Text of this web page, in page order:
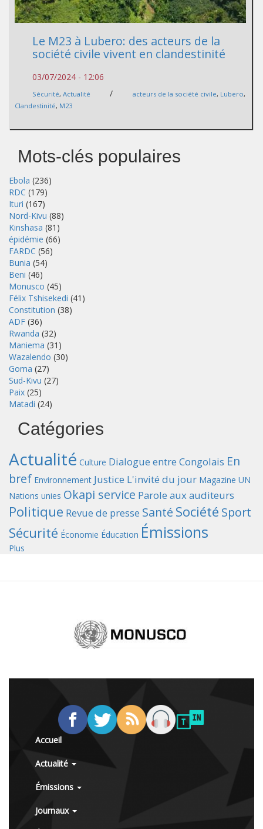
Le M23 à Lubero: des acteurs de la
société civile vivent en clandestinité
03/07/2024 - 12:06
Sécurité, Actualité / acteurs de la société civile, Lubero,
Clandestinité, M23
Mots-clés populaires
Ebola (236)
RDC (179)
Ituri (167)
Nord-Kivu (88)
Kinshasa (81)
épidémie (66)
FARDC (56)
Bunia (54)
Beni (46)
Monusco (45)
Félix Tshisekedi (41)
Constitution (38)
ADF (36)
Rwanda (32)
Maniema (31)
Wazalendo (30)
Goma (27)
Sud-Kivu (27)
Paix (25)
Matadi (24)
Catégories
Actualité Culture Dialogue entre Congolais En
bref Environnement Justice L'invité du jour Magazine UN
Nations unies Okapi service Parole aux auditeurs
Politique Revue de presse Santé Société Sport
Sécurité Économie Éducation Émissions
Plus
Accueil
Actualité
Émissions
Journaux